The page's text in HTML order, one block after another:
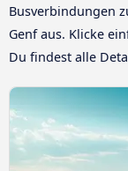
Busverbindungen
Genf aus. Klicke
Du findest alle